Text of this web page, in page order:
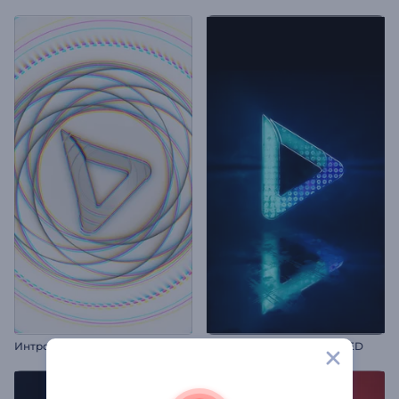
Интро: Симметричные фигуры Анимация лого в стиле LED